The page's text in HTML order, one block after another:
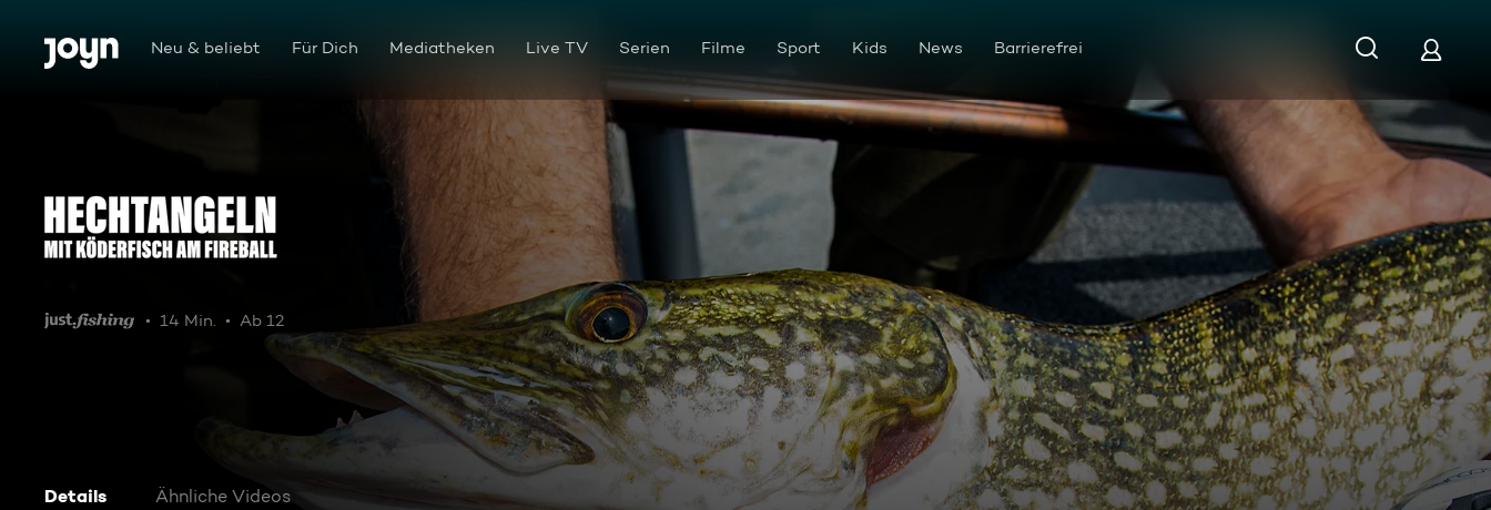
Zum Inhalt springen
Barrierefrei Neu & beliebt Für Dich Mediatheken Live TV Serien Filme Sport Kids News Barrierefrei
Hechtangeln mit Köderfisch am Fireball
14 Min. Ab 12
Details Ähnliche Videos